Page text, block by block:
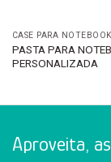
CASE PARA NOTEBOOK
PASTA PARA
PERSONALIZADA
Aproveita,